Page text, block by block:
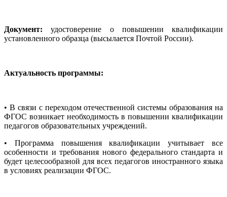
Документ: удостоверение о повышении квалификации
установленного образца (высылается Почтой России).
Актуальность программы:
• В связи с переходом отечественной системы образования на
ФГОС возникает необходимость в повышении квалификации
педагогов образовательных учреждений.
• Программа повышения квалификации учитывает все
особенности и требования нового федерального стандарта и
будет целесообразной для всех педагогов иностранного языка
в условиях реализации ФГОС.